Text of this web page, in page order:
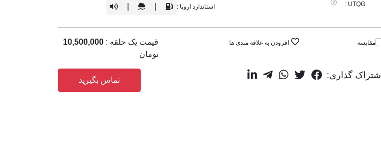
UTQG :
استاندارد اروپا :
مقایسه افزودن به علاقه مندی ها قیمت یک حلقه : 10,500,000
تومان
اشتراک گذاری: تماس بگیرید